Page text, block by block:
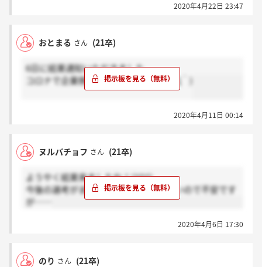
2020年4月22日 23:47
おとまる さん (21卒)
6日に結果通知いただきました。
コロナで企業側も大変でしょうね(；´Д｀)
2020年4月11日 00:14
ヌルバチョフ さん (21卒)
ようやく結果来ましたね！(^O^)
今後の選考がまだどうなるか分からないので不安です
が……
2020年4月6日 17:30
のり さん (21卒)